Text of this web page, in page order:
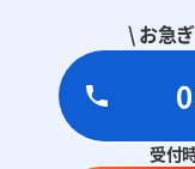
\ お急
受付